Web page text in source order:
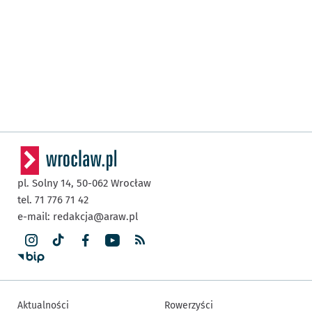
pl. Solny 14, 50-062 Wrocław
tel. 71 776 71 42
e-mail: redakcja@araw.pl
Aktualności Rowerzyści